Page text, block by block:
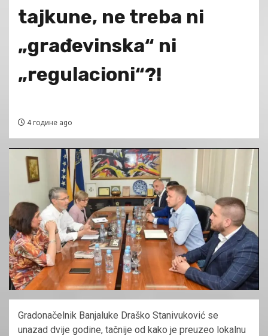
tajkune, ne treba ni
„građevinska“ ni
„regulacioni“?!
4 године ago
Gradonačelnik Banjaluke Draško Stanivuković se
unazad dvije godine, tačnije od kako je preuzeo lokalnu